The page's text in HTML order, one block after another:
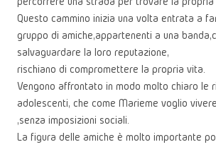
Questo cammino inizia una volta entrata a
gruppo di amiche,appartenenti a una
salvaguardare la loro reputazione,
rischiano di compromettere la propria vita.
Vengono affrontato in modo molto chiaro le
adolescenti, che come Marieme voglio
,senza imposizioni sociali.
La figura delle amiche è molto importante